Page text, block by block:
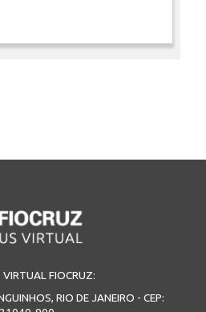
VIRTUAL FIOCRUZ:
RIO DE JANEIRO - CEP: